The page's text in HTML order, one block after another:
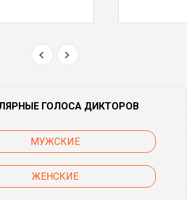
ГОЛОСА ДИКТОРОВ
МУЖСКИЕ
ЖЕНСКИЕ